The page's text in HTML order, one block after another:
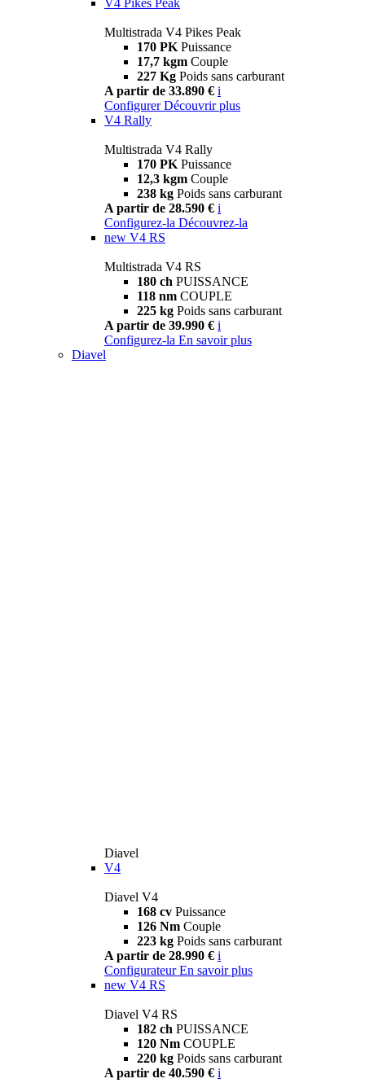
Multistrada V4 Pikes Peak
170 PK Puissance
17,7 kgm Couple
227 Kg Poids sans carburant
A partir de 33.890 € i
Configurer Découvrir plus
V4 Rally
Multistrada V4 Rally
170 PK Puissance
12,3 kgm Couple
238 kg Poids sans carburant
A partir de 28.590 € i
Configurez-la Découvrez-la
new V4 RS
Multistrada V4 RS
180 ch PUISSANCE
118 nm COUPLE
225 kg Poids sans carburant
A partir de 39.990 € i
Configurez-la En savoir plus
Diavel
Diavel
V4
Diavel V4
168 cv Puissance
126 Nm Couple
223 kg Poids sans carburant
A partir de 28.990 € i
Configurateur En savoir plus
new V4 RS
Diavel V4 RS
182 ch PUISSANCE
120 Nm COUPLE
220 kg Poids sans carburant
A partir de 40.590 € i